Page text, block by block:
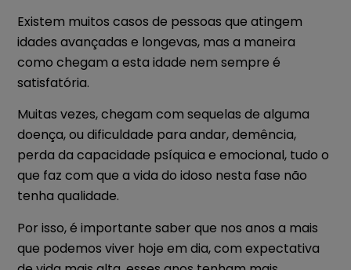
Existem muitos casos de pessoas que atingem
idades avançadas e longevas, mas a maneira
como chegam a esta idade nem sempre é
satisfatória.
Muitas vezes, chegam com sequelas de alguma
doença, ou dificuldade para andar, demência,
perda da capacidade psíquica e emocional, tudo o
que faz com que a vida do idoso nesta fase não
tenha qualidade.
Por isso, é importante saber que nos anos a mais
que podemos viver hoje em dia, com expectativa